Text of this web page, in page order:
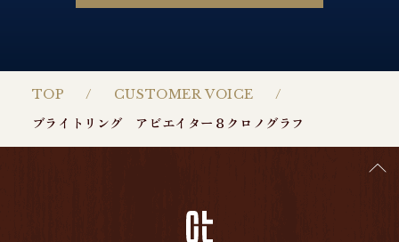
TOP
CUSTOMER VOICE
ブライトリング アビエイター８クロノグラフ